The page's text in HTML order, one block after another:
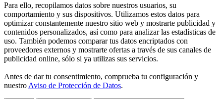
Para ello, recopilamos datos sobre nuestros usuarios, su
comportamiento y sus dispositivos. Utilizamos estos datos para
optimizar constantemente nuestro sitio web y mostrarte publicidad y
contenidos personalizados, así como para analizar las estadísticas de
uso. También podemos comparar tus datos encriptados con
proveedores externos y mostrarte ofertas a través de sus canales de
publicidad online, sólo si ya utilizas sus servicios.
Antes de dar tu consentimiento, comprueba tu configuración y
nuestro Aviso de Protección de Datos.